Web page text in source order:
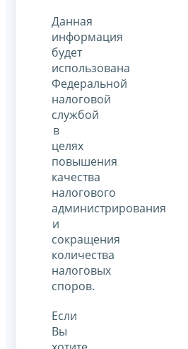
Данная
информация
будет
использована
Федеральной
налоговой
службой
в
целях
повышения
качества
налогового
администрирования
и
сокращения
количества
налоговых
споров.
Если
Вы